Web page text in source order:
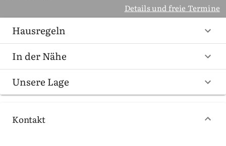
Details und freie Termine
Hausregeln
In der Nähe
Unsere Lage
Kontakt